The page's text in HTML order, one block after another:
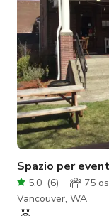
Spazio per
5.0 (6) 75
Vancouver, WA